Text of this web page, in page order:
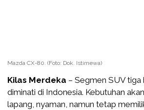
Mazda CX-80. (Foto: Dok. Istimewa)
Kilas Merdeka – Segmen SUV tiga
diminati di Indonesia. Kebutuhan
lapang, nyaman, namun tetap